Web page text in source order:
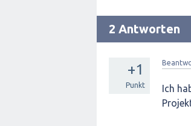
2 Antworten
+1
Punkt
Ich